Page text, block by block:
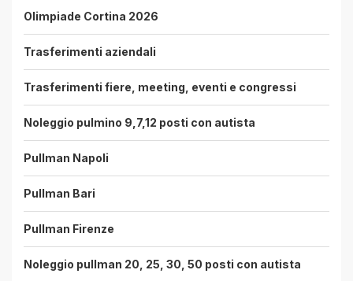
Olimpiade Cortina 2026
Trasferimenti aziendali
Trasferimenti fiere, meeting, eventi e congressi
Noleggio pulmino 9,7,12 posti con autista
Pullman Napoli
Pullman Bari
Pullman Firenze
Noleggio pullman 20, 25, 30, 50 posti con autista